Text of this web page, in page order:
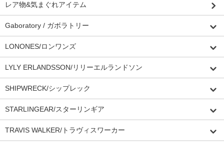
レア物&気まぐれアイテム
Gaboratory / ガボラトリー
LONONES/ロンワンズ
LYLY ERLANDSSON/リリーエルランドソン
SHIPWRECK/シップレック
STARLINGEAR/スターリンギア
TRAVIS WALKER/トラヴィスワーカー